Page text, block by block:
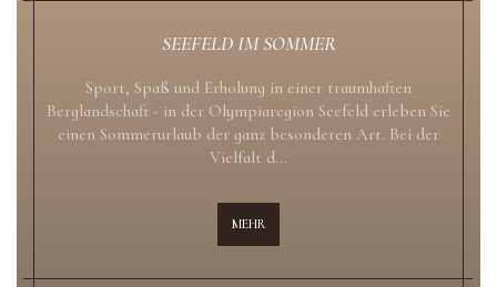
SEEFELD IM SOMMER
Sport, Spaß und Erholung in einer traumhaften
Berglandschaft - in der Olympiaregion Seefeld erleben Sie
einen Sommerurlaub der ganz besonderen Art. Bei der
Vielfalt d...
MEHR